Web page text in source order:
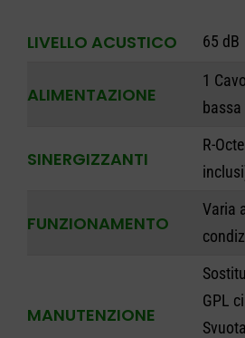
LIVELLO ACUSTICO 65 dB
ALIMENTAZIONE
1
SINERGIZZANTI
R-
FUNZIONAMENTO
Varia
MANUTENZIONE
GPL